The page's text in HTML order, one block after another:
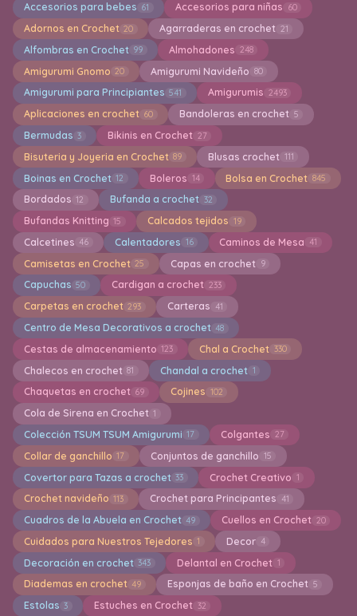
Accesorios para bebes 61 Accesorios para niñas 60
Adornos en Crochet 20 Agarraderas en crochet 21
Alfombras en Crochet 99 Almohadones 248
Amigurumi Gnomo 20 Amigurumi Navideño 80
Amigurumi para Principiantes 541 Amigurumis 2493
Aplicaciones en crochet 60 Bandoleras en crochet 5
Bermudas 3 Bikinis en Crochet 27
Bisuteria y Joyeria en Crochet 89 Blusas crochet 111
Boinas en Crochet 12 Boleros 14 Bolsa en Crochet 845
Bordados 12 Bufanda a crochet 32
Bufandas Knitting 15 Calcados tejidos 19
Calcetines 46 Calentadores 16 Caminos de Mesa 41
Camisetas en Crochet 25 Capas en crochet 9
Capuchas 50 Cardigan a crochet 233
Carpetas en crochet 293 Carteras 41
Centro de Mesa Decorativos a crochet 48
Cestas de almacenamiento 123 Chal a Crochet 330
Chalecos en crochet 81 Chandal a crochet 1
Chaquetas en crochet 69 Cojines 102
Cola de Sirena en Crochet 1
Colección TSUM TSUM Amigurumi 17 Colgantes 27
Collar de ganchillo 17 Conjuntos de ganchillo 15
Covertor para Tazas a crochet 33 Crochet Creativo 1
Crochet navideño 113 Crochet para Principantes 41
Cuadros de la Abuela en Crochet 49 Cuellos en Crochet 20
Cuidados para Nuestros Tejedores 1 Decor 4
Decoración en crochet 343 Delantal en Crochet 1
Diademas en crochet 49 Esponjas de baño en Crochet 5
Estolas 3 Estuches en Crochet 32